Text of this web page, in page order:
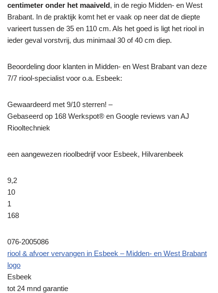
centimeter onder het maaiveld, in de regio Midden- en West
Brabant. In de praktijk komt het er vaak op neer dat de diepte
varieert tussen de 35 en 110 cm. Als het goed is ligt het riool in
ieder geval vorstvrij, dus minimaal 30 of 40 cm diep.
Beoordeling door klanten in Midden- en West Brabant van deze
7/7 riool-specialist voor o.a. Esbeek:
Gewaardeerd met 9/10 sterren! –
Gebaseerd op 168 Werkspot® en Google reviews van AJ
Riooltechniek
een aangewezen rioolbedrijf voor Esbeek, Hilvarenbeek
9,2
10
1
168
076-2005086
riool & afvoer vervangen in Esbeek – Midden- en West Brabant
logo
Esbeek
tot 24 mnd garantie